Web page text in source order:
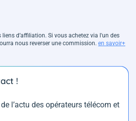
d’affiliation. Si vous achetez via l'un des
nous reverser une commission. en savoir+
!
l’actu des opérateurs télécom et